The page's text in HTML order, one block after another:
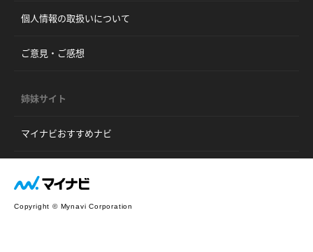
個人情報の取扱いについて
ご意見・ご感想
姉妹サイト
マイナビおすすめナビ
Copyright © Mynavi Corporation